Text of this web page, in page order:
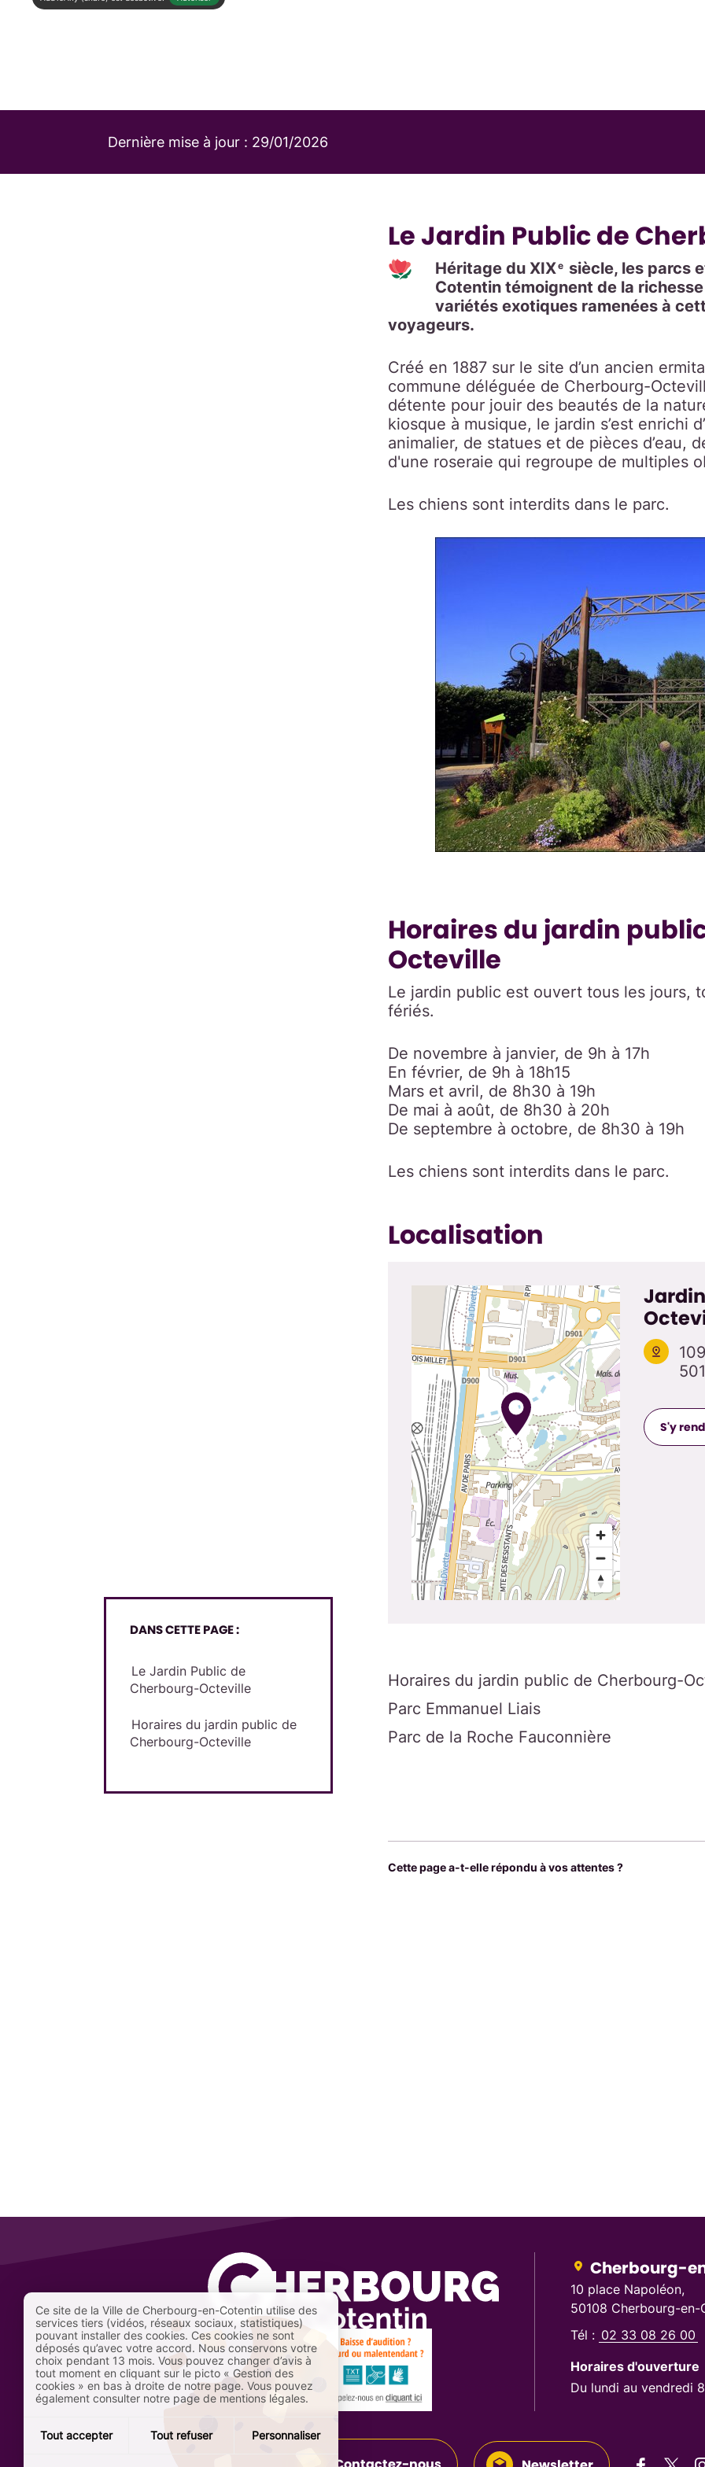
Dernière mise à jour : 29/01/2026
DANS CETTE PAGE :
Le Jardin Public de
Cherbourg-Octeville
Horaires du jardin public de
Cherbourg-Octeville
Le Jardin Public de
Héritage du XIXe siècle, les parcs
Cotentin témoignent de la
variétés exotiques ramenées à
voyageurs.
Créé en 1887 sur le site d’un ancien
commune déléguée de Cherbourg-
détente pour jouir des beautés de la
kiosque à musique, le jardin s’est enrichi
animalier, de statues et de pièces d’eau,
d'une roseraie qui regroupe de multiples
Les chiens sont interdits dans le parc.
Horaires du jardin
Octeville
Le jardin public est ouvert tous les jours,
fériés.
De novembre à janvier, de 9h à 17h
En février, de 9h à 18h15
Mars et avril, de 8h30 à 19h
De mai à août, de 8h30 à 20h
De septembre à octobre, de 8h30 à 19h
Les chiens sont interdits dans le parc.
Localisation
S'y
Horaires du jardin public de Cherbourg-
Parc Emmanuel Liais
Parc de la Roche Fauconnière
Cette page a-t-elle répondu à vos attentes ?
Cherbourg-
10 place Napoléon,
50108 Cherbourg-
Tél : 02 33 08 26 00
Horaires d'ouverture
Du lundi au vendredi
Ce site de la Ville de Cherbourg-en-Cotentin utilise des
services tiers (vidéos, réseaux sociaux, statistiques)
pouvant installer des cookies. Ces cookies ne sont
déposés qu’avec votre accord. Nous conservons votre
choix pendant 13 mois. Vous pouvez changer d’avis à
tout moment en cliquant sur le picto « Gestion des
cookies » en bas à droite de notre page. Vous pouvez
également consulter notre page de mentions légales.
Tout accepter Tout refuser Personnaliser